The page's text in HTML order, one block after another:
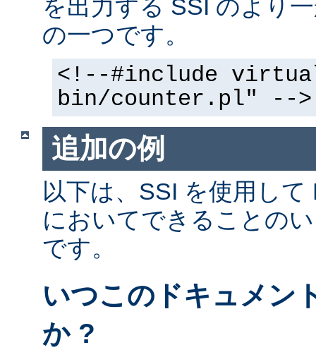
を出力する SSI のより
の一つです。
<!--#include
bin/counter.pl" -->
追加の例
以下は、SSI を使用し
においてできることの
です。
いつこのドキュメン
か ?